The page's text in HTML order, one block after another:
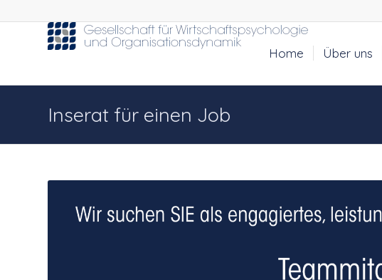
Home Über uns
Inserat für einen Job